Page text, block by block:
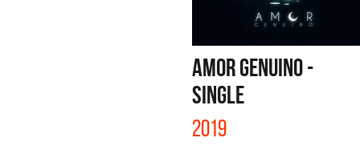
AMOR GENUINO -
SINGLE
2019